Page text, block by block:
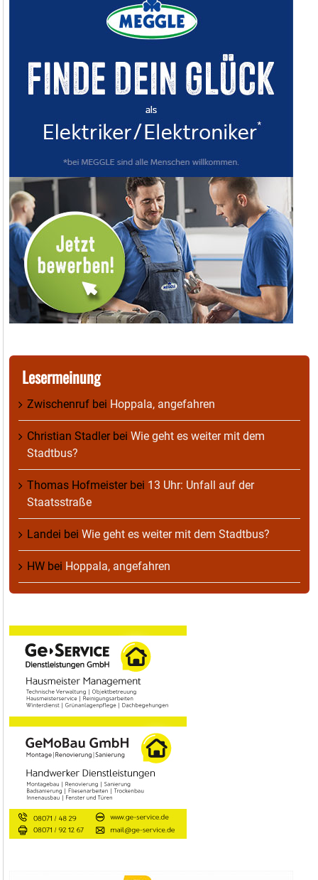
Lesermeinung
Zwischenruf bei Hoppala, angefahren
Christian Stadlerbei Wie geht es weiter mit dem
Stadtbus?
Thomas Hofmeisterbei 13 Uhr: Unfall auf der
Staatsstraße
Landei bei Wie geht es weiter mit dem Stadtbus?
HW bei Hoppala, angefahren